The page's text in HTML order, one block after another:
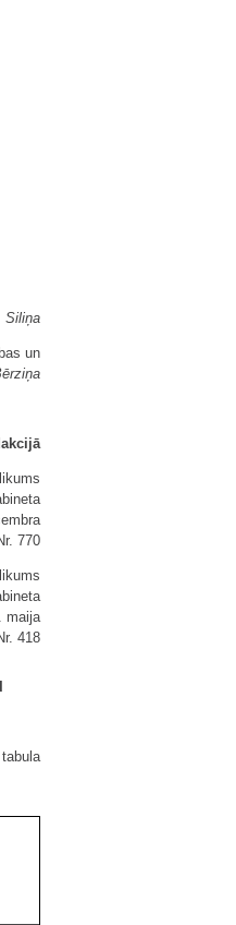
Siliņa
un
770
maija
418